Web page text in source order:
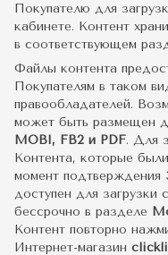
Покупателю для
кабинете. Контент
в соответствующем
Файлы контента
Покупателям в таком
правообладателей.
может быть размещен
MOBI, FB2 и PDF. Для
Контента, которые
момент подтверждения
доступен для загрузки
бессрочно в разделе
Контент повторно
Интернет-магазин